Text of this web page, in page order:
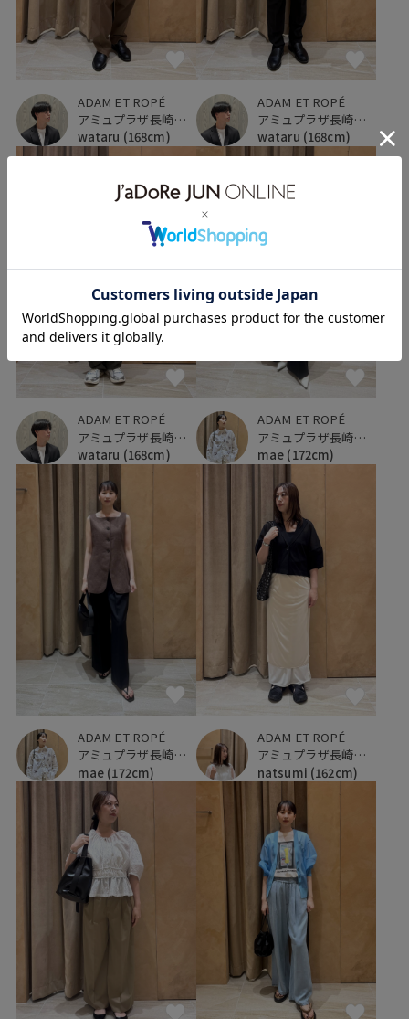
ADAM ET ROPÉ
アミュプラザ長崎新館
wataru (168cm)
ADAM ET ROPÉ
アミュプラザ長崎新館
wataru (168cm)
ADAM ET ROPÉ
アミュプラザ長崎新館
wataru (168cm)
ADAM ET ROPÉ
アミュプラザ長崎新館
mae (172cm)
ADAM ET ROPÉ
アミュプラザ長崎新館
mae (172cm)
ADAM ET ROPÉ
アミュプラザ長崎新館
natsumi (162cm)